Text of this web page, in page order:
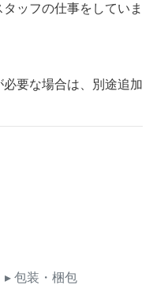
ッフの仕事をしていま
要な場合は、別途追加
▸ 包装・梱包